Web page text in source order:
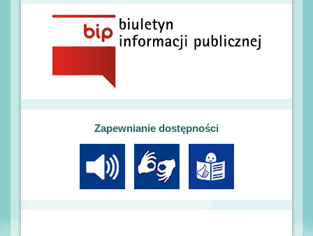
Zapewnianie dostępności